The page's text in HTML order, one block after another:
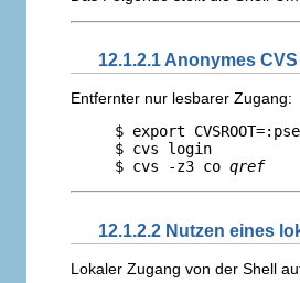
12.1.2.1 Anonymes
Entfernter nur lesbarer Zugang:
$ export
     $ cvs login
     $ cvs -z3 co
qref
12.1.2.2 Nutzen eines
Lokaler Zugang von der Shell